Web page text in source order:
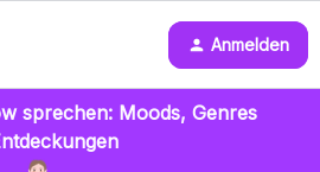
Anmelden
sprechen: Moods, Genres